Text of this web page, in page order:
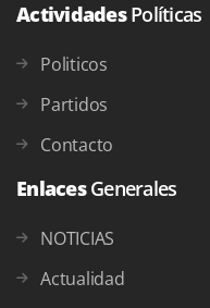
ActividadesPolíticas
Politicos
Partidos
Contacto
EnlacesGenerales
NOTICIAS
Actualidad